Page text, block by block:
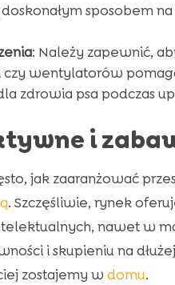
sposobem
: Należy zapewnić,
czy wentylatorów
zdrowia psa podczas
i
jak zaaranżować
. Szczęśliwie, rynek
nawet w
i skupieniu na
zostajemy w domu.